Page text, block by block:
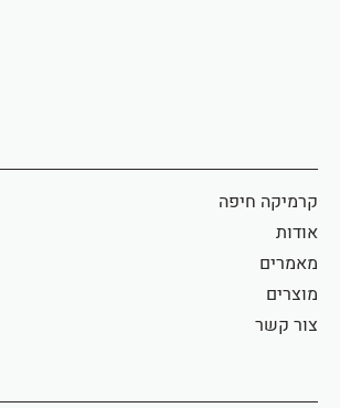
קרמיקה חיפה
אודות
מאמרים
מוצרים
צור קשר